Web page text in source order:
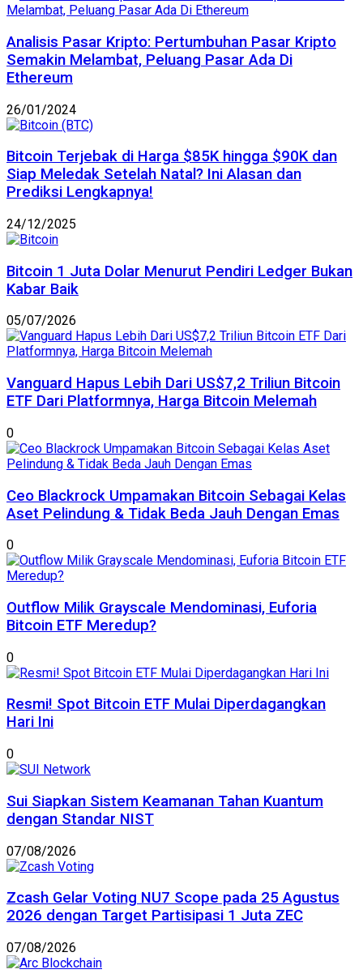
Analisis Pasar Kripto: Pertumbuhan Pasar Kripto
Semakin Melambat, Peluang Pasar Ada Di
Ethereum
26/01/2024
Bitcoin Terjebak di Harga $85K hingga $90K dan
Siap Meledak Setelah Natal? Ini Alasan dan
Prediksi Lengkapnya!
24/12/2025
Bitcoin 1 Juta Dolar Menurut Pendiri Ledger Bukan
Kabar Baik
05/07/2026
Vanguard Hapus Lebih Dari US$7,2 Triliun Bitcoin
ETF Dari Platformnya, Harga Bitcoin Melemah
0
Ceo Blackrock Umpamakan Bitcoin Sebagai Kelas
Aset Pelindung & Tidak Beda Jauh Dengan Emas
0
Outflow Milik Grayscale Mendominasi, Euforia
Bitcoin ETF Meredup?
0
Resmi! Spot Bitcoin ETF Mulai Diperdagangkan
Hari Ini
0
Sui Siapkan Sistem Keamanan Tahan Kuantum
dengan Standar NIST
07/08/2026
Zcash Gelar Voting NU7 Scope pada 25 Agustus
2026 dengan Target Partisipasi 1 Juta ZEC
07/08/2026